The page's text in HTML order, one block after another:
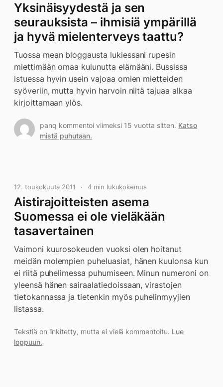
Yksinäisyydestä ja sen
seurauksista – ihmisiä ympärillä
ja hyvä mielenterveys taattu?
Tuossa mean bloggausta lukiessani rupesin
miettimään omaa kulunutta elämääni. Bussissa
istuessa hyvin usein vajoaa omien mietteiden
syöveriin, mutta hyvin harvoin niitä tajuaa alkaa
kirjoittamaan ylös.
panq kommentoi viimeksi 15 vuotta sitten. Katso
mistä puhutaan.
12. toukokuuta 2011 4 min lukukokemus
Aistirajoitteisten asema
Suomessa ei ole vieläkään
tasavertainen
Vaimoni kuurosokeuden vuoksi olen hoitanut
meidän molempien puheluasiat, hänen kuulonsa kun
ei riitä puhelimessa puhumiseen. Minun numeroni on
yleensä hänen sairaalatiedoissaan, virastojen
tietokannassa ja tietenkin myös puhelinmyyjien
listassa.
Tekstiä on linkitetty, mutta ei vielä kommentoitu. Lue
loppuun.